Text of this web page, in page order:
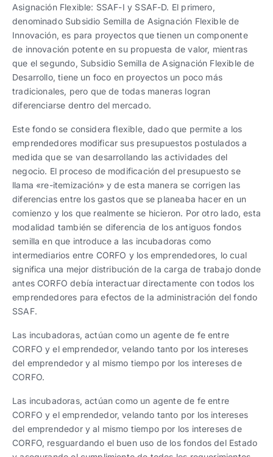
Asignación Flexible: SSAF-I y SSAF-D. El primero,
denominado Subsidio Semilla de Asignación Flexible de
Innovación, es para proyectos que tienen un componente
de innovación potente en su propuesta de valor, mientras
que el segundo, Subsidio Semilla de Asignación Flexible de
Desarrollo, tiene un foco en proyectos un poco más
tradicionales, pero que de todas maneras logran
diferenciarse dentro del mercado.
Este fondo se considera flexible, dado que permite a los
emprendedores modificar sus presupuestos postulados a
medida que se van desarrollando las actividades del
negocio. El proceso de modificación del presupuesto se
llama «re-itemización» y de esta manera se corrigen las
diferencias entre los gastos que se planeaba hacer en un
comienzo y los que realmente se hicieron. Por otro lado, esta
modalidad también se diferencia de los antiguos fondos
semilla en que introduce a las incubadoras como
intermediarios entre CORFO y los emprendedores, lo cual
significa una mejor distribución de la carga de trabajo donde
antes CORFO debía interactuar directamente con todos los
emprendedores para efectos de la administración del fondo
SSAF.
Las incubadoras, actúan como un agente de fe entre
CORFO y el emprendedor, velando tanto por los intereses
del emprendedor y al mismo tiempo por los intereses de
CORFO.
Las incubadoras, actúan como un agente de fe entre
CORFO y el emprendedor, velando tanto por los intereses
del emprendedor y al mismo tiempo por los intereses de
CORFO, resguardando el buen uso de los fondos del Estado